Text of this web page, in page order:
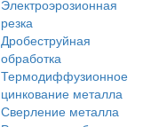
Электроэрозионная
резка
Дробеструйная
обработка
Термодиффузионное
цинкование металла
Сверление металла